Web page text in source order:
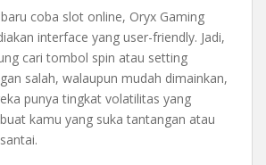
coba slot online, Oryx Gaming
interface yang user-friendly. Jadi,
cari tombol spin atau setting
salah, walaupun mudah dimainkan,
punya tingkat volatilitas yang
kamu yang suka tantangan atau